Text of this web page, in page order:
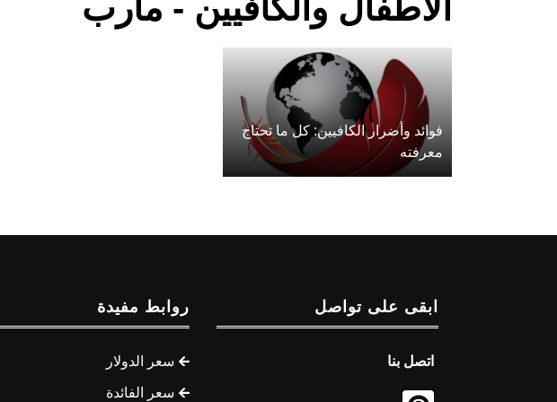
الأطفال والكافيين - مأرب
فوائد وأضرار الكافيين: كل ما تحتاج
معرفته
ابقى على تواصل
اتصل بنا
روابط مفيدة
سعر الدولار
سعر الفائدة